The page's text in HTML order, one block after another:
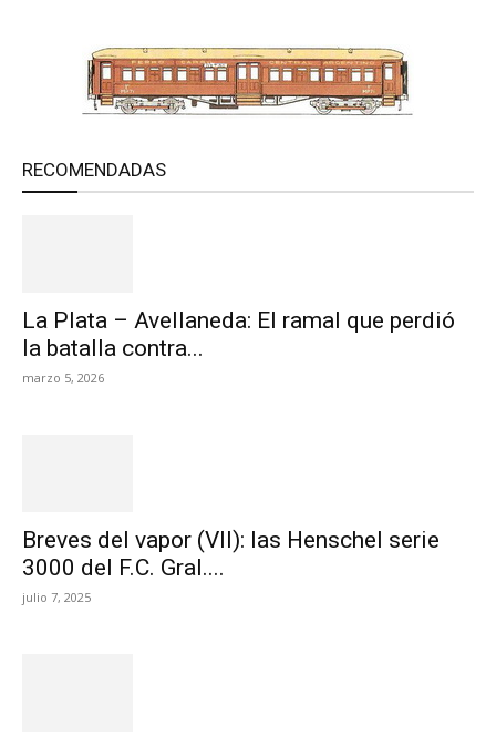
RECOMENDADAS
La Plata – Avellaneda: El ramal que perdió
la batalla contra...
marzo 5, 2026
Breves del vapor (VII): las Henschel serie
3000 del F.C. Gral....
julio 7, 2025